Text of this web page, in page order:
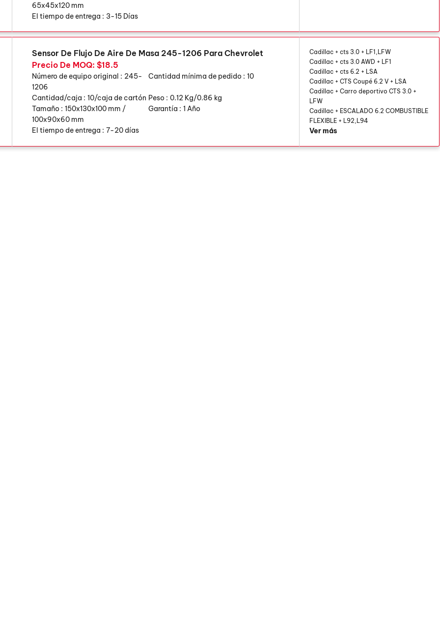
65x45x120 mm
El tiempo de entrega : 3-15 Días
Sensor De Flujo De Aire De Masa 245-1206 Para Chevrolet
Precio De MOQ: $18.5
Número de equipo original : 245-
1206
Cantidad mínima de pedido : 10
Cantidad/caja : 10/caja de cartón Peso : 0.12 Kg/0.86 kg
Tamaño : 150x130x100 mm /
100x90x60 mm
Garantía : 1 Año
El tiempo de entrega : 7-20 días
Cadillac + cts 3.0 + LF1,LFW
Cadillac + cts 3.0 AWD + LF1
Cadillac + cts 6.2 + LSA
Cadillac + CTS Coupé 6.2 V + LSA
Cadillac + Carro deportivo CTS 3.0 +
LFW
Cadillac + ESCALADO 6.2 COMBUSTIBLE
FLEXIBLE + L92,L94
Ver más